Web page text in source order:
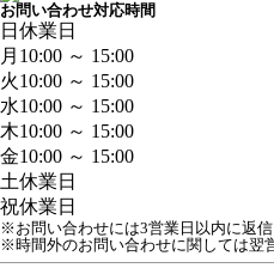
お問い合わせ対応時間
日 休業日
月 10:00 ～ 15:00
火10:00 ～ 15:00
水10:00 ～ 15:00
木10:00 ～ 15:00
金10:00 ～ 15:00
土休業日
祝休業日
※お問い合わせには3営業日以内に返信
※時間外のお問い合わせに関しては翌